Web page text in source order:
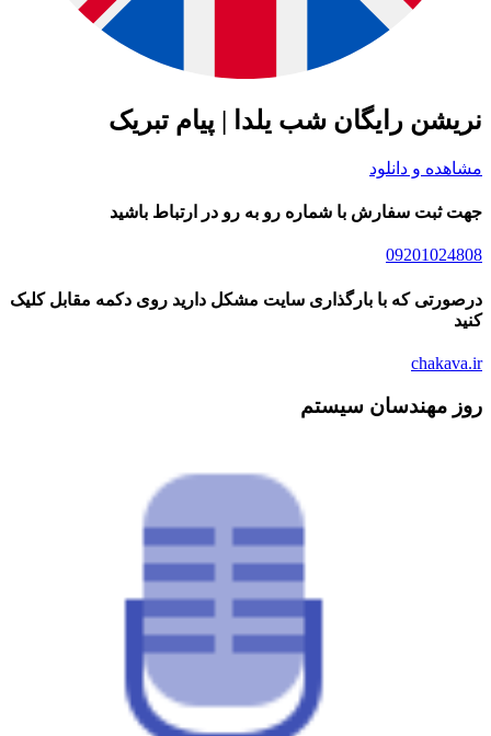
رایگان شب یلدا | پیام تبریک
و دانلود
ثبت سفارش با شماره رو به رو در ارتباط باشید
که با بارگذاری سایت مشکل دارید روی دکمه مقابل کلیک
مهندسان سیستم